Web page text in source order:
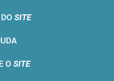
SITE
O SITE